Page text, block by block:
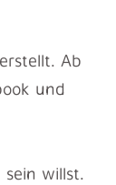
Ab
und
willst.